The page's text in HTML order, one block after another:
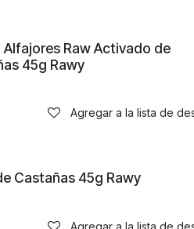
Raw Activado de
45g Rawy
Agregar a la lista de
Castañas 45g Rawy
Agregar a la lista de